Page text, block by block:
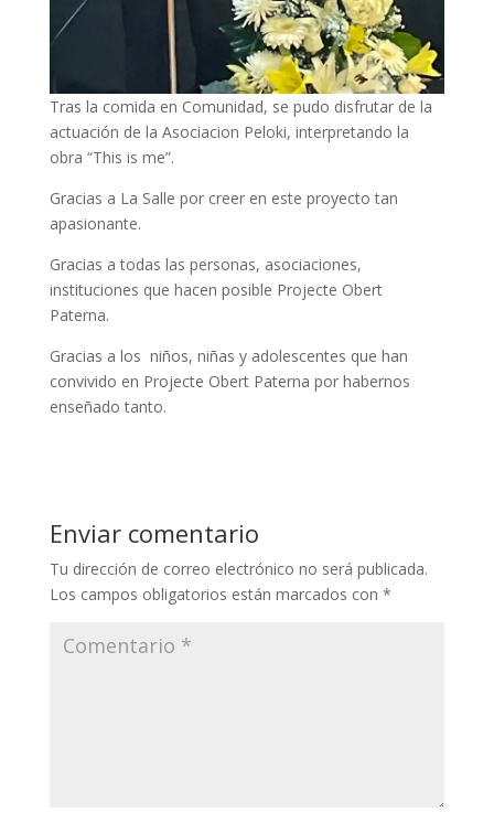
Tras la comida en Comunidad, se pudo disfrutar de la
actuación de la Asociacion Peloki, interpretando la
obra “This is me”.
Gracias a La Salle por creer en este proyecto tan
apasionante.
Gracias a todas las personas, asociaciones,
instituciones que hacen posible Projecte Obert
Paterna.
Gracias a los niños, niñas y adolescentes que han
convivido en Projecte Obert Paterna por habernos
enseñado tanto.
Enviar comentario
Tu dirección de correo electrónico no será publicada.
Los campos obligatorios están marcados con *